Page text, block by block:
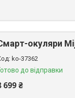
окуляри
ko-37362
до відправки
699 ₴